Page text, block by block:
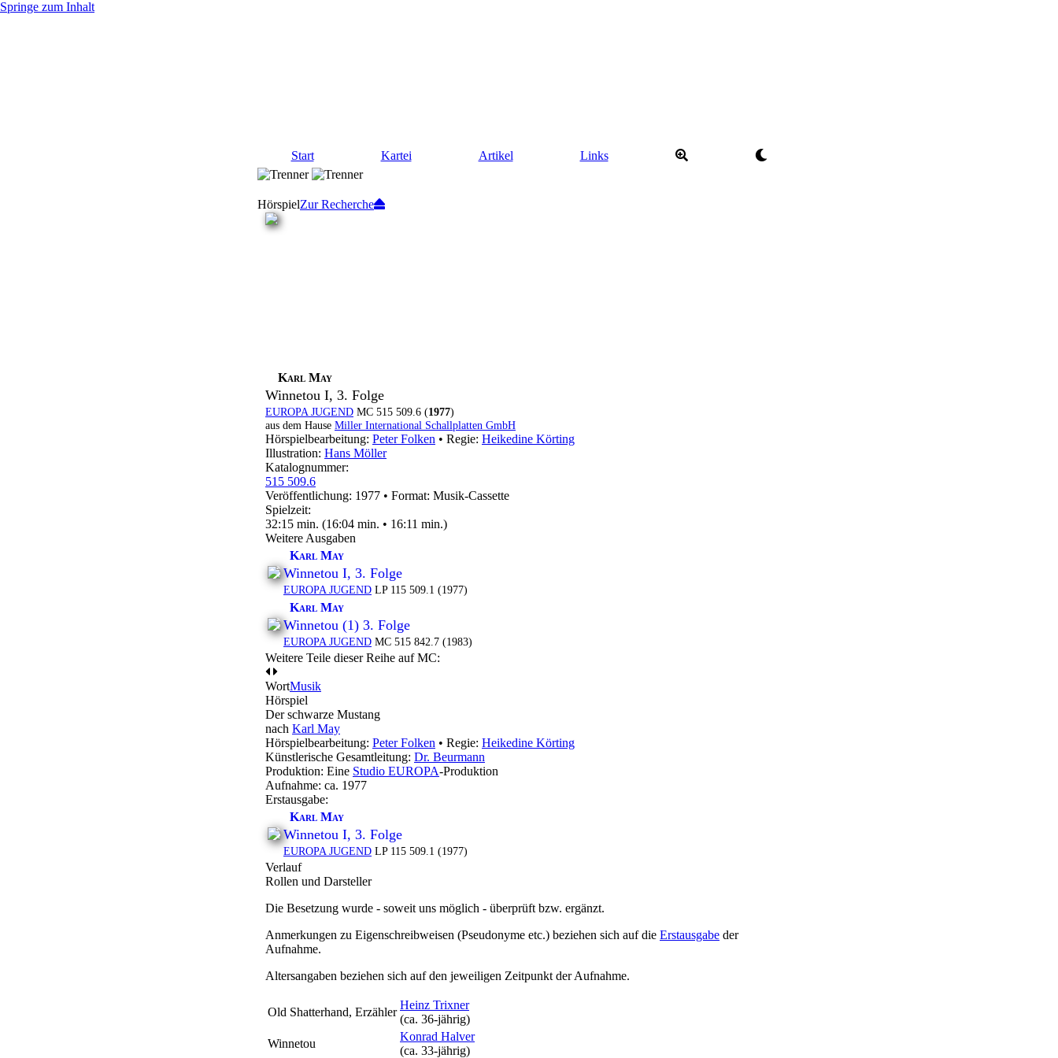
Springe zum Inhalt
Start Kartei Artikel Links
HörspielZur Recherche
Karl May
Winnetou I, 3. Folge
EUROPA JUGEND MC 515 509.6 (1977)
aus dem Hause Miller International Schallplatten GmbH
Hörspielbearbeitung: Peter Folken • Regie: Heikedine Körting
Illustration: Hans Möller
Katalognummer:
515 509.6
Veröffentlichung: 1977 • Format: Musik-Cassette
Spielzeit:
32:15 min. (16:04 min. • 16:11 min.)
Weitere Ausgaben
Karl May
Winnetou I, 3. Folge
EUROPA JUGEND LP 115 509.1 (1977)
Karl May
Winnetou (1) 3. Folge
EUROPA JUGEND MC 515 842.7 (1983)
Weitere Teile dieser Reihe auf MC:
WortMusik
Hörspiel
Der schwarze Mustang
nach Karl May
Hörspielbearbeitung: Peter Folken • Regie: Heikedine Körting
Künstlerische Gesamtleitung: Dr. Beurmann
Produktion: Eine Studio EUROPA-Produktion
Aufnahme: ca. 1977
Erstausgabe:
Karl May
Winnetou I, 3. Folge
EUROPA JUGEND LP 115 509.1 (1977)
Verlauf
Rollen und Darsteller
Die Besetzung wurde - soweit uns möglich - überprüft bzw. ergänzt.
Anmerkungen zu Eigenschreibweisen (Pseudonyme etc.) beziehen sich auf die Erstausgabe der
Aufnahme.
Altersangaben beziehen sich auf den jeweiligen Zeitpunkt der Aufnahme.
Old Shatterhand, Erzähler
Heinz Trixner
(ca. 36‑jährig)
Winnetou
Konrad Halver
(ca. 33‑jährig)